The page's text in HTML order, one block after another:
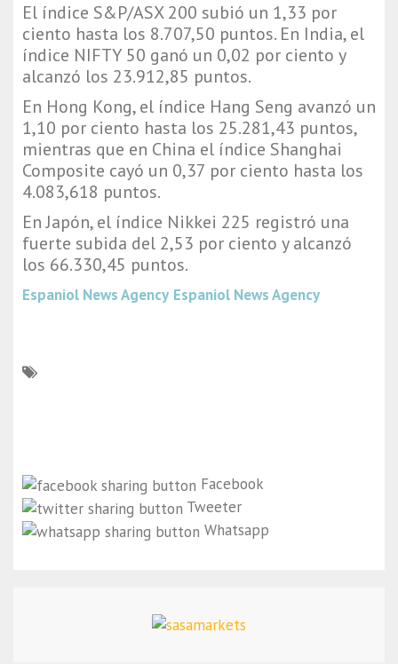
El índice S&P/ASX 200 subió un 1,33 por
ciento hasta los 8.707,50 puntos. En India, el
índice NIFTY 50 ganó un 0,02 por ciento y
alcanzó los 23.912,85 puntos.
En Hong Kong, el índice Hang Seng avanzó un
1,10 por ciento hasta los 25.281,43 puntos,
mientras que en China el índice Shanghai
Composite cayó un 0,37 por ciento hasta los
4.083,618 puntos.
En Japón, el índice Nikkei 225 registró una
fuerte subida del 2,53 por ciento y alcanzó
los 66.330,45 puntos.
Espaniol News Agency Espaniol News Agency
Facebook
Tweeter
Whatsapp